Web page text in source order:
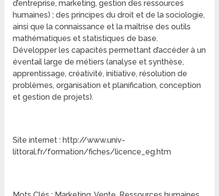
d’entreprise, marketing, gestion des ressources
humaines) ; des principes du droit et de la sociologie,
ainsi que la connaissance et la maîtrise des outils
mathématiques et statistiques de base.
Développer les capacités permettant d’accéder à un
éventail large de métiers (analyse et synthèse,
apprentissage, créativité, initiative, résolution de
problèmes, organisation et planification, conception
et gestion de projets).
Site internet : http://www.univ-
littoral.fr/formation/fiches/licence_eg.htm